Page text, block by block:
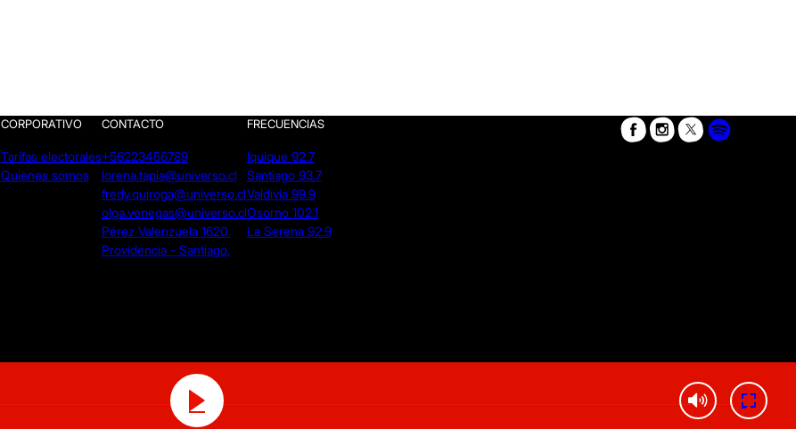
CORPORATIVO
Tarifas electorales
Quienes somos
CONTACTO
+56223456789
lorena.tapia@universo.cl
fredy.quiroga@universo.cl
olga.venegas@universo.cl
Pérez Valenzuela 1620.
Providencia - Santiago.
FRECUENCIAS
Iquique 92.7
Santiago 93.7
Valdivia 99.9
Osorno 102.1
La Serena 92.9